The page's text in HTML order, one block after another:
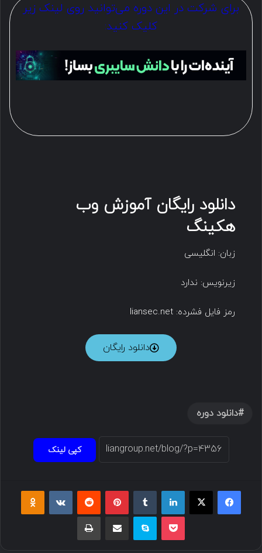
برای شرکت در این دوره می‌توانید روی لینک زیر
کلیک کنید:
دانلود رایگان آموزش وب
هکینگ
زبان: انگلیسی
زیرنویس: ندارد
رمز فایل فشرده: liansec.net
دانلود رایگان
دانلود دوره
کپی لینک